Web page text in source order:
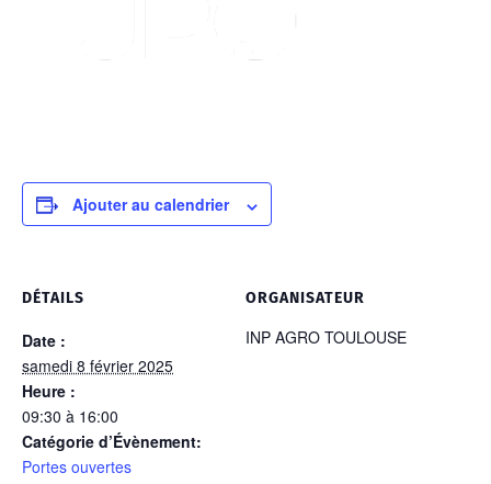
Ajouter au calendrier
DÉTAILS
Date :
samedi 8 février 2025
Heure :
09:30 à 16:00
Catégorie d’Évènement:
Portes ouvertes
ORGANISATEUR
INP AGRO TOULOUSE